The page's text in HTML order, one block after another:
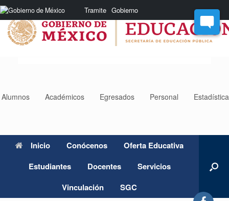
Nota:
este
sitio
web
incluye
Tramite Gobierno
Saltar
al
contenido
Alumnos Académicos Egresados Personal
Inicio Conócenos
Oferta Educativa
Estudiantes
Docentes
Servicios
Vinculación
SGC